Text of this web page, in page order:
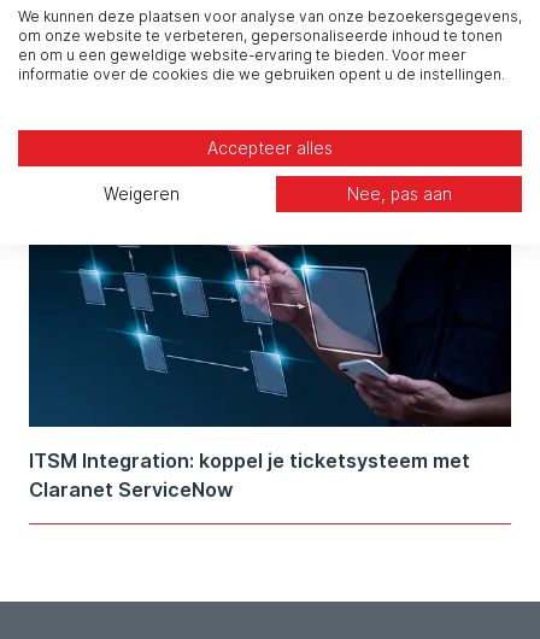
Cyberbeveiligingswet & WwkE: wat betekent dit
voor jouw organisatie?
ITSM Integration: koppel je ticketsysteem met
Claranet ServiceNow
We kunnen deze plaatsen voor analyse van onze bezoekersgegevens,
om onze website te verbeteren, gepersonaliseerde inhoud te tonen
en om u een geweldige website-ervaring te bieden. Voor meer
informatie over de cookies die we gebruiken opent u de instellingen.
Accepteer alles
Weigeren Nee, pas aan